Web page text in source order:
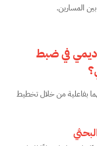
المسارين.
في ضبط
بفاعلية من خلال تخطيط